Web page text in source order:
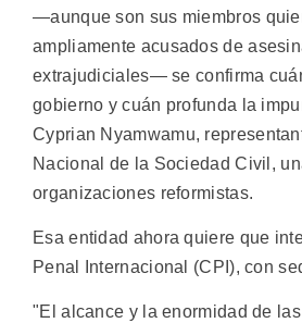
—aunque son sus miembros
ampliamente acusados de
extrajudiciales— se confirma
gobierno y cuán profunda la
Cyprian Nyamwamu,
Nacional de la Sociedad Civil,
organizaciones reformistas.
Esa entidad ahora quiere que
Penal Internacional (CPI), con
"El alcance y la enormidad de